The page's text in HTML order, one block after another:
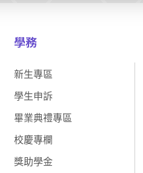
學務
新生專區
學生申訴
畢業典禮專區
校慶專欄
獎助學金